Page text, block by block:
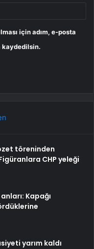
için adım, e-posta
kaydedilsin.
töreninden
CHP yeleği
Kapağı
yarım kaldı